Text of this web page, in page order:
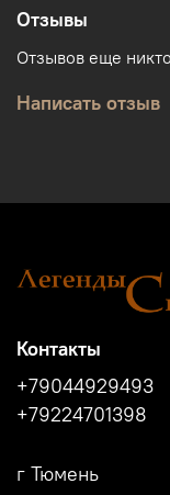
Отзывы
Отзывов еще
Написать отзыв
Контакты
+79044929493
+79224701398
г Тюмень